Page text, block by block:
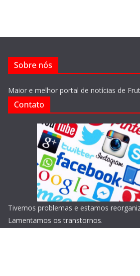
Sobre nós
Maior e melhor portal de notícias de
Contato
Tivemos problemas e estamos
Lamentamos os transtornos.